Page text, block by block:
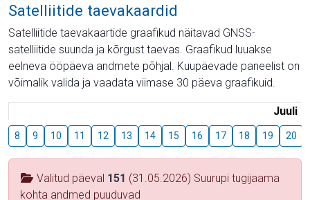
Satelliitide taevakaardid
Satelliitide taevakaartide graafikud näitavad GNSS-
satelliitide suunda ja kõrgust taevas. Graafikud luuakse
eelneva ööpäeva andmete põhjal. Kuupäevade paneelist on
võimalik valida ja vaadata viimase 30 päeva graafikuid.
Juuli
8 9 10 11 12 13 14 15 16 17 18 19 20
Valitud päeval 151 (31.05.2026) Suurupi tugijaama
kohta andmed puuduvad